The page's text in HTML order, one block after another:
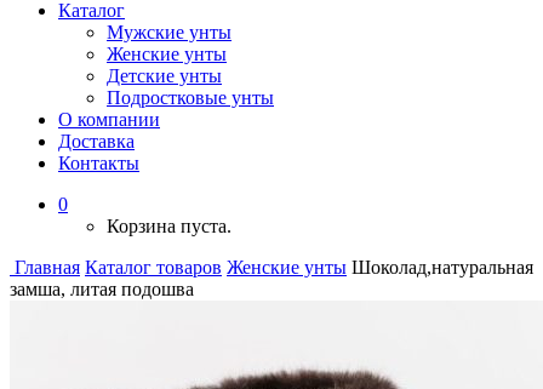
Каталог
Мужские унты
Женские унты
Детские унты
Подростковые унты
О компании
Доставка
Контакты
0
Корзина пуста.
Главная Каталог товаров Женские унты Шоколад,натуральная
замша, литая подошва